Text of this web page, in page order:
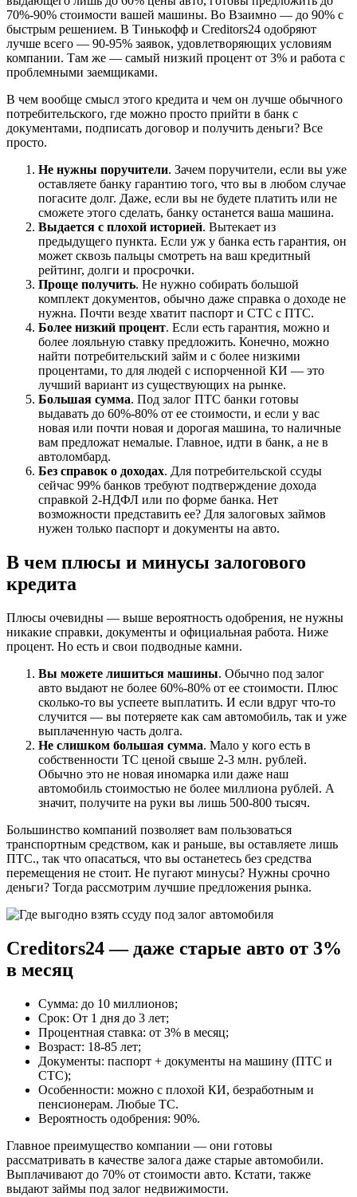
70%-90% стоимости вашей машины. Во Взаимно — до 90% с
быстрым решением. В Тинькофф и Creditors24 одобряют
лучше всего — 90-95% заявок, удовлетворяющих условиям
компании. Там же — самый низкий процент от 3% и работа с
проблемными заемщиками.
В чем вообще смысл этого кредита и чем он лучше обычного
потребительского, где можно просто прийти в банк с
документами, подписать договор и получить деньги? Все
просто.
Не нужны поручители. Зачем поручители, если вы уже
оставляете банку гарантию того, что вы в любом случае
погасите долг. Даже, если вы не будете платить или не
сможете этого сделать, банку останется ваша машина.
Выдается с плохой историей. Вытекает из
предыдущего пункта. Если уж у банка есть гарантия, он
может сквозь пальцы смотреть на ваш кредитный
рейтинг, долги и просрочки.
Проще получить. Не нужно собирать большой
комплект документов, обычно даже справка о доходе не
нужна. Почти везде хватит паспорт и СТС с ПТС.
Более низкий процент. Если есть гарантия, можно и
более лояльную ставку предложить. Конечно, можно
найти потребительский займ и с более низкими
процентами, то для людей с испорченной КИ — это
лучший вариант из существующих на рынке.
Большая сумма. Под залог ПТС банки готовы
выдавать до 60%-80% от ее стоимости, и если у вас
новая или почти новая и дорогая машина, то наличные
вам предложат немалые. Главное, идти в банк, а не в
автоломбард.
Без справок о доходах. Для потребительской ссуды
сейчас 99% банков требуют подтверждение дохода
справкой 2-НДФЛ или по форме банка. Нет
возможности представить ее? Для залоговых займов
нужен только паспорт и документы на авто.
В чем плюсы и минусы залогового
кредита
Плюсы очевидны — выше вероятность одобрения, не нужны
никакие справки, документы и официальная работа. Ниже
процент. Но есть и свои подводные камни.
Вы можете лишиться машины. Обычно под залог
авто выдают не более 60%-80% от ее стоимости. Плюс
сколько-то вы успеете выплатить. И если вдруг что-то
случится — вы потеряете как сам автомобиль, так и уже
выплаченную часть долга.
Не слишком большая сумма. Мало у кого есть в
собственности ТС ценой свыше 2-3 млн. рублей.
Обычно это не новая иномарка или даже наш
автомобиль стоимостью не более миллиона рублей. А
значит, получите на руки вы лишь 500-800 тысяч.
Большинство компаний позволяет вам пользоваться
транспортным средством, как и раньше, вы оставляете лишь
ПТС., так что опасаться, что вы останетесь без средства
перемещения не стоит. Не пугают минусы? Нужны срочно
деньги? Тогда рассмотрим лучшие предложения рынка.
Creditors24 — даже старые авто от 3%
в месяц
Сумма: до 10 миллионов;
Срок: От 1 дня до 3 лет;
Процентная ставка: от 3% в месяц;
Возраст: 18-85 лет;
Документы: паспорт + документы на машину (ПТС и
СТС);
Особенности: можно с плохой КИ, безработным и
пенсионерам. Любые ТС.
Вероятность одобрения: 90%.
Главное преимущество компании — они готовы
рассматривать в качестве залога даже старые автомобили.
Выплачивают до 70% от стоимости авто. Кстати, также
выдают займы под залог недвижимости.